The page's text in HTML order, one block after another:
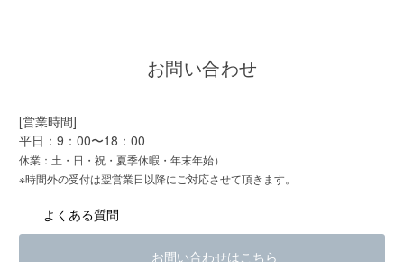
お問い合わせ
[営業時間]
平日：9：00〜18：00
休業：土・日・祝・夏季休暇・年末年始）
※時間外の受付は翌営業日以降にご対応させて頂きます。
よくある質問
お問い合わせはこちら